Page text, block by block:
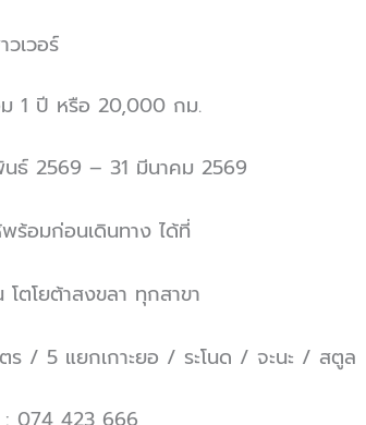
เวอร์
1 ปี หรือ 20,000 กม.
ธ์ 2569 – 31 มีนาคม 2569
ร้อมก่อนเดินทาง ได้ที่
ตโยต้าสงขลา ทุกสาขา
ร / 5 แยกเกาะยอ / ระโนด / จะนะ / สตูล